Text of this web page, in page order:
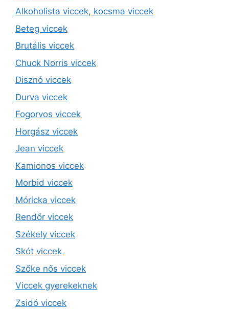
Alkoholista viccek, kocsma viccek
Beteg viccek
Brutális viccek
Chuck Norris viccek
Disznó viccek
Durva viccek
Fogorvos viccek
Horgász viccek
Jean viccek
Kamionos viccek
Morbid viccek
Móricka viccek
Rendőr viccek
Székely viccek
Skót viccek
Szőke nős viccek
Viccek gyerekeknek
Zsidó viccek